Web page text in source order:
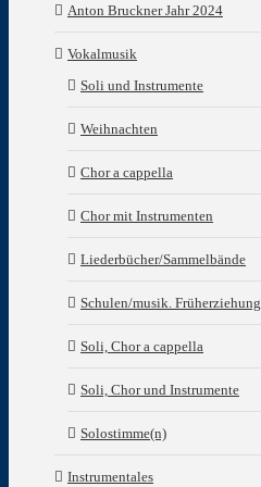
Anton Bruckner Jahr 2024
Vokalmusik
Soli und Instrumente
Weihnachten
Chor a cappella
Chor mit Instrumenten
Liederbücher/Sammelbände
Schulen/musik. Früherziehung
Soli, Chor a cappella
Soli, Chor und Instrumente
Solostimme(n)
Instrumentales